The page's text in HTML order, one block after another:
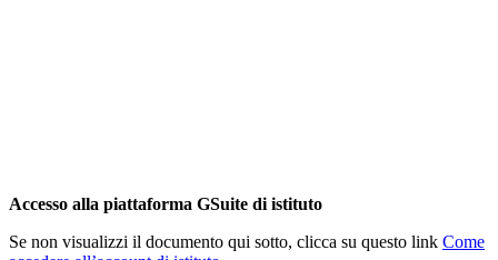
Accesso alla piattaforma GSuite di istituto
Se non visualizzi il documento qui sotto, clicca su questo link Come